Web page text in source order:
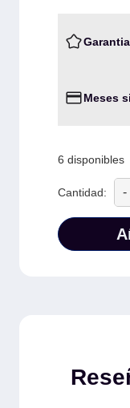
Garantia
Meses
6 disponibles
Cantidad: -